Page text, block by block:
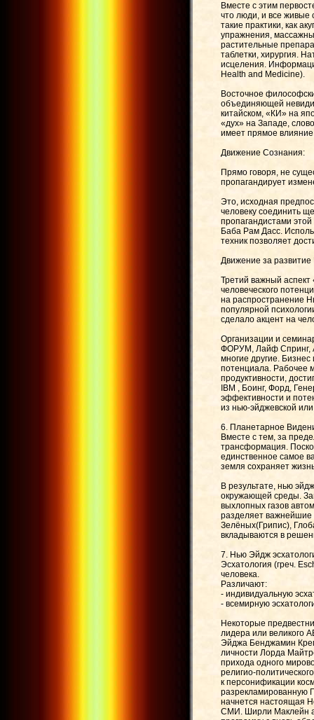
Вместе с этим
что люди, и все живые
такие практики, как
упражнения,
растительные
таблетки, хирургия.
исцеления.
Health and Medicine).
Восточное
объединяющей
китайском, «КИ» на
«дух» на Западе,
имеет прямое
Движение Сознания:
Прямо говоря, не
пропагандирует
Это, исходная
человеку соединить
пропагандистами
Баба Рам Дасс.
техник позволяет
Движение за развитие
Третий важный
человеческого
на распространение
популярной
сделало акцент на
Организации и
ФОРУМ, Лайф Спринг,
многие другие. Бизнес
потенциала. Рабочее
продуктивности,
IBM , Боинг, Форд,
эффективности и
из нью-эйджевской
6. Планетарное
Вместе с тем, за
трансформация.
единственное самое
земля сохраняет
В результате, нью
окружающей среды.
выхлопных газов
разделяет важнейшие
Зелёных(Грипис),
вкладываются в
7. Нью Эйдж
Эсхатология (греч.
человека.
Различают:
- индивидуальную
- всемирную
Некоторые
лидера или великого
Эйджа Бенджамин
личности Лорда
прихода одного
религио-
к персонификации
разрекламированную
начнется настоящая
СМИ. Ширли Маклейн